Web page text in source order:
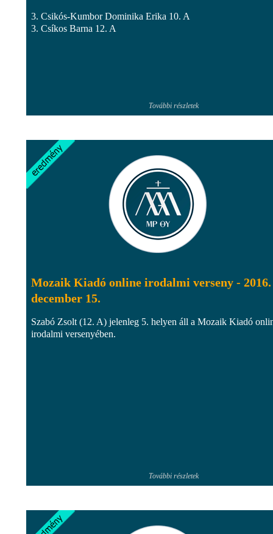
3. Csikós-Kumbor Dominika Erika 10. A
3. Csíkos Barna 12. A
További részletek
Mozaik Kiadó online irodalmi verseny - 2016.
december 15.
Szabó Zsolt (12. A) jelenleg 5. helyen áll a Mozaik Kiadó
irodalmi versenyében.
További részletek